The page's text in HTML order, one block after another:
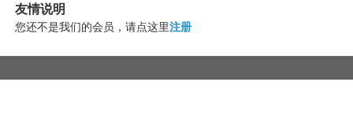
友情说明
您还不是我们的会员，请点这里注册